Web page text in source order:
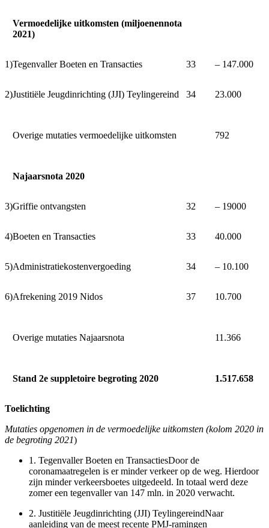
Vermoedelijke uitkomsten (miljoenennota
2021)
1)Tegenvaller Boeten en Transacties 33 ‒ 147.000
2)Justitiële Jeugdinrichting (JJI) Teylingereind 34 23.000
Overige mutaties vermoedelijke uitkomsten 792
Najaarsnota 2020
3)Griffie ontvangsten 32 ‒ 19000
4)Boeten en Transacties 33 40.000
5)Administratiekostenvergoeding 34 ‒ 10.100
6)Afrekening 2019 Nidos 37 10.700
Overige mutaties Najaarsnota 11.366
Stand 2e suppletoire begroting 2020 1.517.658
Toelichting
Mutaties opgenomen in de vermoedelijke uitkomsten (kolom 2020 in
de begroting 2021)
1. Tegenvaller Boeten en TransactiesDoor de
coronamaatregelen is er minder verkeer op de weg. Hierdoor
zijn minder verkeersboetes uitgedeeld. In totaal werd deze
zomer een tegenvaller van 147 mln. in 2020 verwacht.
2. Justitiële Jeugdinrichting (JJI) TeylingereindNaar
aanleiding van de meest recente PMJ-ramingen